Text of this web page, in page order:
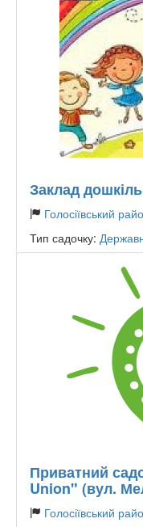
Заклад
Голосіївський
Тип садочку:
Приватний
Union" (вул.
Голосіївський